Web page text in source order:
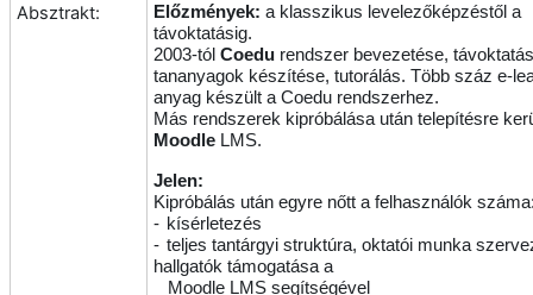
Absztrakt:
Előzmények: a klasszikus levelezőképzéstől a
távoktatásig.
2003-tól Coedu rendszer bevezetése,
tananyagok készítése, tutorálás. Több száz e-
anyag készült a Coedu rendszerhez.
Más rendszerek kipróbálása után telepítésre
Moodle LMS.
Jelen:
Kipróbálás után egyre nőtt a felhasználók
- kísérletezés
- teljes tantárgyi struktúra, oktatói munka
hallgatók támogatása a
Moodle LMS segítségével